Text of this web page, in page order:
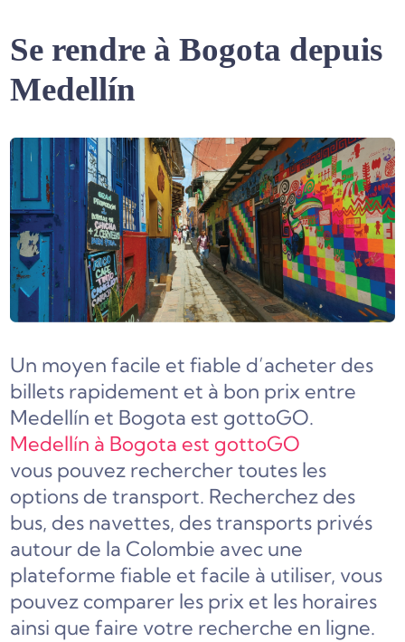
Se rendre à Bogota depuis
Medellín
Un moyen facile et fiable d’acheter des
billets rapidement et à bon prix entre
Medellín et Bogota est gottoGO.
Medellín à Bogota est gottoGO
vous pouvez rechercher toutes les
options de transport. Recherchez des
bus, des navettes, des transports privés
autour de la Colombie avec une
plateforme fiable et facile à utiliser, vous
pouvez comparer les prix et les horaires
ainsi que faire votre recherche en ligne.